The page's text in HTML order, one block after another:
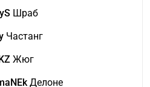
Шраб
Частанг
Жюг
Делоне